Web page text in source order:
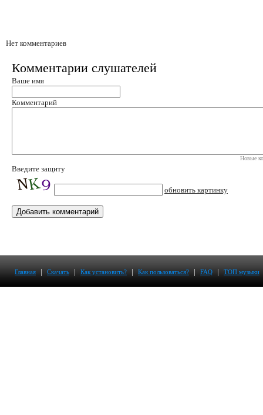
Нет комментариев
Комментарии слушателей
Ваше имя
Комментарий
Новые
Введите защиту
обновить картинку
Главная | Скачать | Как установить? | Как пользоваться? | FAQ | ТОП музыки